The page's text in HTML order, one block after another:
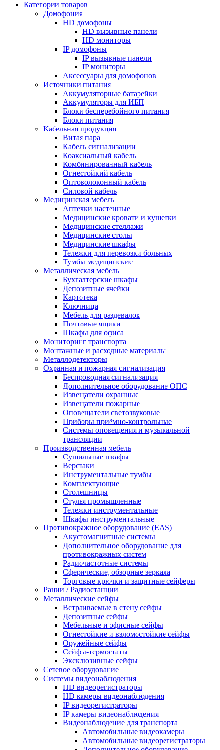
Категории товаров
Домофония
HD домофоны
HD вызывные панели
HD мониторы
IP домофоны
IP вызывные панели
IP мониторы
Аксессуары для домофонов
Источники питания
Аккумуляторные батарейки
Аккумуляторы для ИБП
Блоки бесперебойного питания
Блоки питания
Кабельная продукция
Витая пара
Кабель сигнализации
Коаксиальный кабель
Комбинированный кабель
Огнестойкий кабель
Оптоволоконный кабель
Силовой кабель
Медицинская мебель
Аптечки настенные
Медицинские кровати и кушетки
Медицинские стеллажи
Медицинские столы
Медицинские шкафы
Тележки для перевозки больных
Тумбы медицинские
Металлическая мебель
Бухгалтерские шкафы
Депозитные ячейки
Картотека
Ключница
Мебель для раздевалок
Почтовые ящики
Шкафы для офиса
Мониторинг транспорта
Монтажные и расходные материалы
Металлодетекторы
Охранная и пожарная сигнализация
Беспроводная сигнализация
Дополнительное оборудование ОПС
Извещатели охранные
Извещатели пожарные
Оповещатели светозвуковые
Приборы приёмно-контрольные
Системы оповещения и музыкальной
трансляции
Производственная мебель
Cушильные шкафы
Верстаки
Инструментальные тумбы
Комплектующие
Столешницы
Стулья промышленные
Тележки инструментальные
Шкафы инструментальные
Противокражное оборудование (EAS)
Акустомагнитные системы
Дополнительное оборудование для
противокражных систем
Радиочастотные системы
Сферические, обзорные зеркала
Торговые крючки и защитные сейферы
Рации / Радиостанции
Металлические сейфы
Встраиваемые в стену сейфы
Депозитные сейфы
Мебельные и офисные сейфы
Огнестойкие и взломостойкие сейфы
Оружейные сейфы
Сейфы-термостаты
Эксклюзивные сейфы
Сетевое оборудование
Системы видеонаблюдения
HD видеорегистраторы
HD камеры видеонаблюдения
IP видеорегистраторы
IP камеры видеонаблюдения
Видеонаблюдение для транспорта
Автомобильные видеокамеры
Автомобильные видеорегистраторы